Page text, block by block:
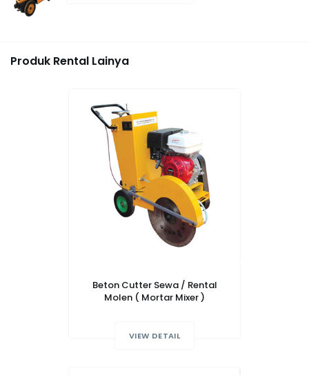
Produk Rental Lainya
Beton Cutter Sewa / Rental
Molen ( Mortar Mixer )
VIEW DETAIL